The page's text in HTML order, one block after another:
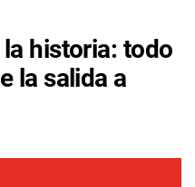
historia: todo
la salida a